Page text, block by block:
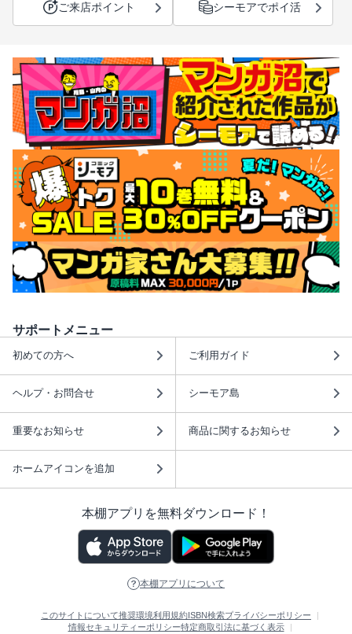
ご来店ポイント シーモアでポイ活
サポートメニュー
初めての方へ ご利用ガイド
ヘルプ・お問合せ シーモア島
重要なお知らせ 商品に関するお知らせ
ホームアイコンを追加
本棚アプリを無料ダウンロード！
本棚アプリについて
このサイトについて推奨環境利用規約 ISBN検索プライバシーポリシー
情報セキュリティーポリシー特定商取引法に基づく表示